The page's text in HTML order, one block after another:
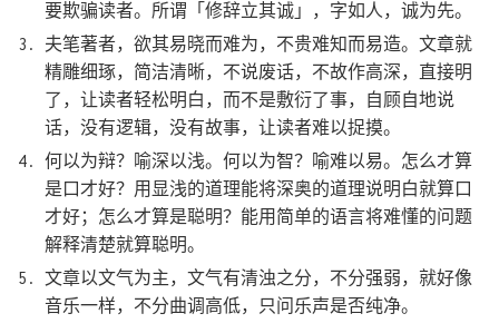
要欺骗读者。所谓「修辞立其诚」，字如人，诚为先。
夫笔著者，欲其易晓而难为，不贵难知而易造。文章就
精雕细琢，简洁清晰，不说废话，不故作高深，直接明
了，让读者轻松明白，而不是敷衍了事，自顾自地说
话，没有逻辑，没有故事，让读者难以捉摸。
何以为辩？喻深以浅。何以为智？喻难以易。怎么才算
是口才好？用显浅的道理能将深奥的道理说明白就算口
才好；怎么才算是聪明？能用简单的语言将难懂的问题
解释清楚就算聪明。
文章以文气为主，文气有清浊之分，不分强弱，就好像
音乐一样，不分曲调高低，只问乐声是否纯净。